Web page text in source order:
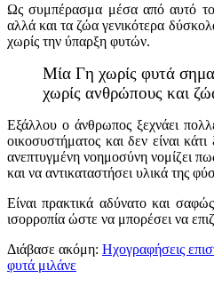
Ως συμπέρασμα μέσα από αυτό
αλλά και τα ζώα γενικότερα
χωρίς την ύπαρξη φυτών.
Μία Γη χωρίς φυτά
χωρίς ανθρώπους και
Εξάλλου ο άνθρωπος ξεχνάει
οικοσυστήματος και δεν είναι
ανεπτυγμένη νοημοσύνη νομίζει
και να αντικαταστήσει υλικά της
Είναι πρακτικά αδύνατο και
ισορροπία ώστε να μπορέσει να
Διάβασε ακόμη: Ηχογραφήσεις
φυτά μιλάνε